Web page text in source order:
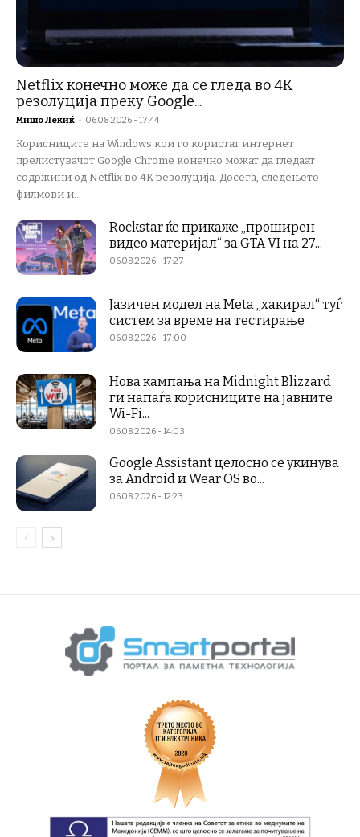
Netflix конечно може да се гледа во 4K
резолуција преку Google...
Мишо Лекиќ - 06.08.2026 - 17:44
Корисниците на Windows кои го користат интернет
прелистувачот Google Chrome конечно можат да гледаат
содржини од Netflix во 4K резолуција. Досега, следењето
филмови и...
Rockstar ќе прикаже „проширен
видео материјал“ за GTA VI на 27...
06.08.2026 - 17:27
Јазичен модел на Meta „хакирал“ туѓ
систем за време на тестирање
06.08.2026 - 17:00
Нова кампања на Midnight Blizzard
ги напаѓа корисниците на јавните
Wi-Fi...
06.08.2026 - 14:03
Google Assistant целосно се укинува
за Android и Wear OS во...
06.08.2026 - 12:23